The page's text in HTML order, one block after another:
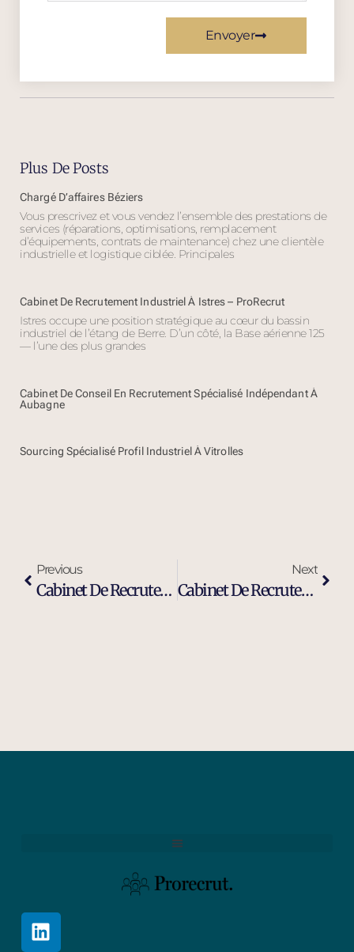
Envoyer
Plus De Posts
Chargé D’affaires Béziers
Vous prescrivez et vous vendez l’ensemble des prestations de
services (réparations, optimisations, remplacement
d’équipements, contrats de maintenance) chez une clientèle
industrielle et logistique ciblée. Principales
Cabinet De Recrutement Industriel À Istres – ProRecrut
Istres occupe une position stratégique au cœur du bassin
industriel de l’étang de Berre. D’un côté, la Base aérienne 125
— l’une des plus grandes
Cabinet De Conseil En Recrutement Spécialisé Indépendant À
Aubagne
Sourcing Spécialisé Profil Industriel À Vitrolles
Previous
Cabinet De Recrutement Et De Sourcing À Cavaillon
Next
Cabinet De Recrutement Et Chasseurs De Têtes À Cavaillon